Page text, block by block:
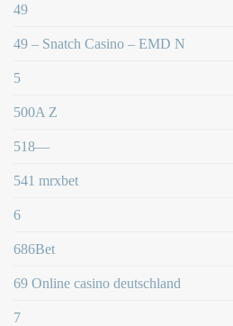
49
49 – Snatch Casino – EMD N
5
500A Z
518—
541 mrxbet
6
686Bet
69 Online casino deutschland
7